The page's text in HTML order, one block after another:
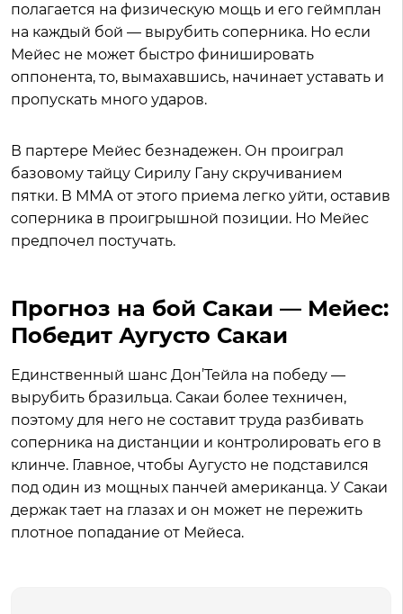
полагается на физическую мощь и его геймплан
на каждый бой — вырубить соперника. Но если
Мейес не может быстро финишировать
оппонента, то, вымахавшись, начинает уставать и
пропускать много ударов.
В партере Мейес безнадежен. Он проиграл
базовому тайцу Сирилу Гану скручиванием
пятки. В ММА от этого приема легко уйти, оставив
соперника в проигрышной позиции. Но Мейес
предпочел постучать.
Прогноз на бой Сакаи — Мейес:
Победит Аугусто Сакаи
Единственный шанс Дон’Тейла на победу —
вырубить бразильца. Сакаи более техничен,
поэтому для него не составит труда разбивать
соперника на дистанции и контролировать его в
клинче. Главное, чтобы Аугусто не подставился
под один из мощных панчей американца. У Сакаи
держак тает на глазах и он может не пережить
плотное попадание от Мейеса.